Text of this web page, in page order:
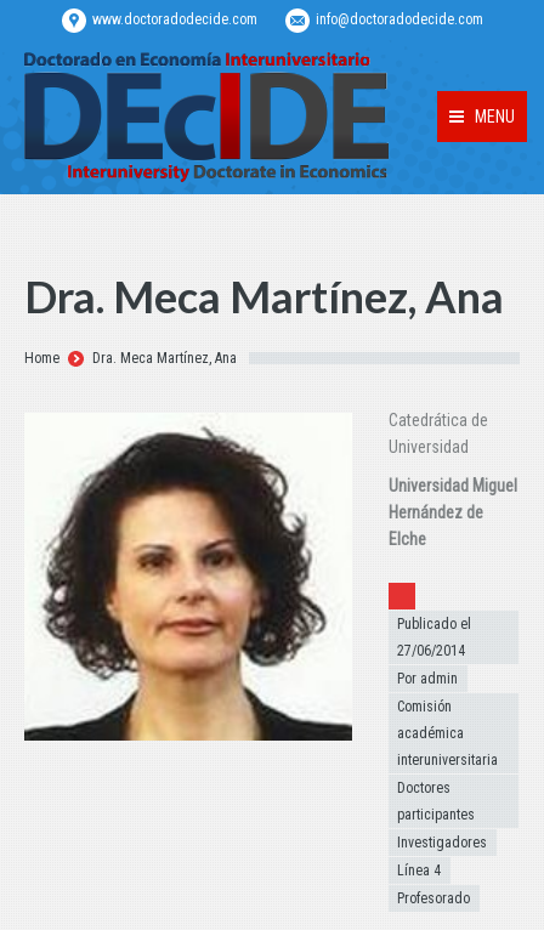
www.doctoradodecide.com info@doctoradodecide.com
MENU
Dra. Meca Martínez, Ana
Estás aquí:
Home Dra. Meca Martínez, Ana
Catedrática de
Universidad
Universidad Miguel
Hernández de
Elche
Publicado el
27/06/2014
Por admin
Comisión
académica
interuniversitaria
Doctores
participantes
Investigadores
Línea 4
Profesorado